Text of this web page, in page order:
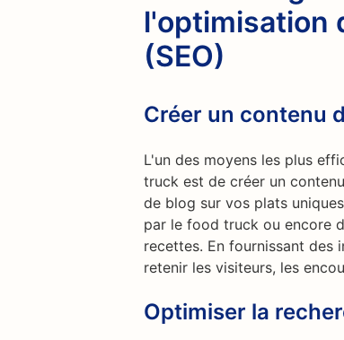
l'optimisation
(SEO)
Créer un contenu
L'un des moyens les plus
truck est de créer un
de blog sur vos plats
par le food truck ou encore
recettes. En fournissant des
retenir les visiteurs, les
Optimiser la